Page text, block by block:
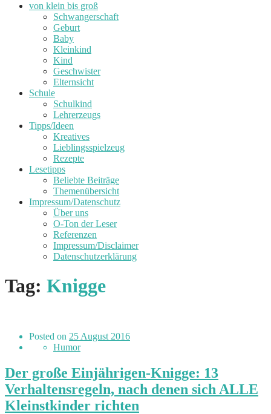
von klein bis groß
Schwangerschaft
Geburt
Baby
Kleinkind
Kind
Geschwister
Elternsicht
Schule
Schulkind
Lehrerzeugs
Tipps/Ideen
Kreatives
Lieblingsspielzeug
Rezepte
Lesetipps
Beliebte Beiträge
Themenübersicht
Impressum/Datenschutz
Über uns
O-Ton der Leser
Referenzen
Impressum/Disclaimer
Datenschutzerklärung
Tag: Knigge
Posted on 25 August 2016
Humor
Der große Einjährigen-Knigge: 13
Verhaltensregeln, nach denen sich ALLE
Kleinstkinder richten